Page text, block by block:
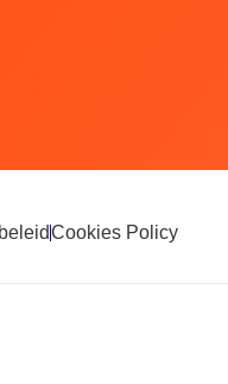
Cookies Policy